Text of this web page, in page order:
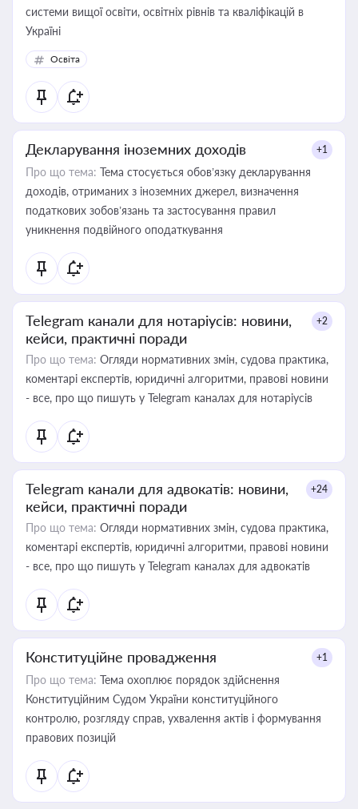
системи вищої освіти, освітніх рівнів та кваліфікацій в
Україні
Освіта
Декларування іноземних доходів +1
Про що тема: Тема стосується обов’язку декларування
доходів, отриманих з іноземних джерел, визначення
податкових зобов’язань та застосування правил
уникнення подвійного оподаткування
Telegram канали для нотаріусів: новини,
кейси, практичні поради
+2
Про що тема: Огляди нормативних змін, судова практика,
коментарі експертів, юридичні алгоритми, правові новини
- все, про що пишуть у Telegram каналах для нотаріусів
Telegram канали для адвокатів: новини,
кейси, практичні поради
+24
Про що тема: Огляди нормативних змін, судова практика,
коментарі експертів, юридичні алгоритми, правові новини
- все, про що пишуть у Telegram каналах для адвокатів
Конституційне провадження +1
Про що тема: Тема охоплює порядок здійснення
Конституційним Судом України конституційного
контролю, розгляду справ, ухвалення актів і формування
правових позицій